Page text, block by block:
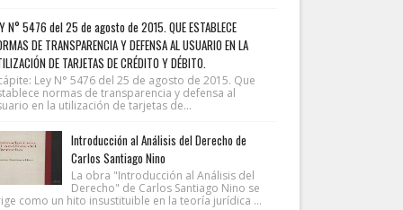
N° 5476 del 25 de agosto de 2015. QUE ESTABLECE
DE TRANSPARENCIA Y DEFENSA AL USUARIO EN LA
DE TARJETAS DE CRÉDITO Y DÉBITO.
Ley N° 5476 del 25 de agosto de 2015. Que
normas de transparencia y defensa al
en la utilización de tarjetas de...
Introducción al Análisis del Derecho de
Carlos Santiago Nino
La obra "Introducción al Análisis del
Derecho" de Carlos Santiago Nino se
como un hito insustituible en la teoría jurídica ...